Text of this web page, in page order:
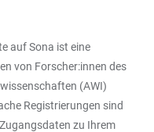
auf Sona ist eine
von Forscher:innen des
(AWI)
Registrierungen sind
zu Ihrem